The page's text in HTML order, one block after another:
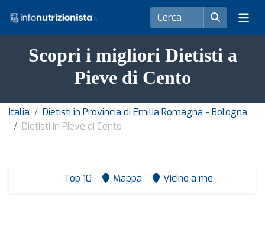
Scopri i migliori Dietisti a
Pieve di Cento
Italia
Dietisti in Provincia di Emilia Romagna - Bologna
Dietisti in Pieve di Cento
Top 10 Mappa Vicino a me